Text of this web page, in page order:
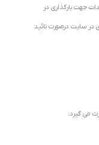
جهت بارگذاری در
در سایت درصورت تائید
می گیرد: